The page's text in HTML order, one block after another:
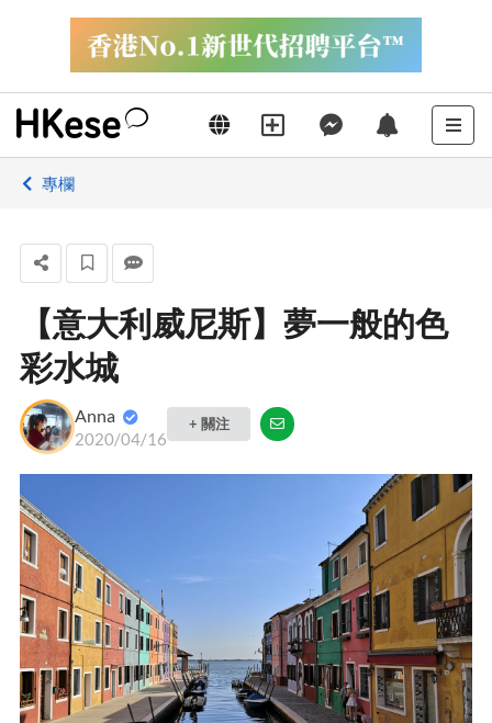
專欄
【意大利威尼斯】夢一般的色
彩水城
Anna
2020/04/16
+ 關注